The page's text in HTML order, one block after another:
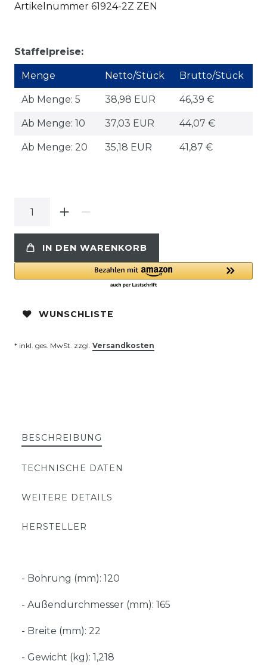
Artikelnummer 61924-2Z ZEN
Staffelpreise:
Menge Netto/Stück Brutto/Stück
Ab Menge: 5 38,98 EUR 46,39 €
Ab Menge: 10 37,03 EUR 44,07 €
Ab Menge: 20 35,18 EUR 41,87 €
IN DEN WARENKORB
WUNSCHLISTE
* inkl. ges. MwSt. zzgl. Versandkosten
BESCHREIBUNG
TECHNISCHE DATEN
WEITERE DETAILS
HERSTELLER
- Bohrung (mm): 120
- Außendurchmesser (mm): 165
- Breite (mm): 22
- Gewicht (kg): 1,218